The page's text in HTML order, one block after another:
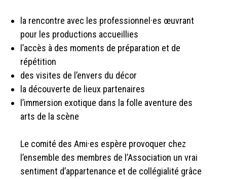
la rencontre avec les professionnel·es œuvrant
pour les productions accueillies
l’accès à des moments de préparation et de
répétition
des visites de l’envers du décor
la découverte de lieux partenaires
l’immersion exotique dans la folle aventure des
arts de la scène
Le comité des Ami·es espère provoquer chez
l’ensemble des membres de l’Association un vrai
sentiment d’appartenance et de collégialité grâce